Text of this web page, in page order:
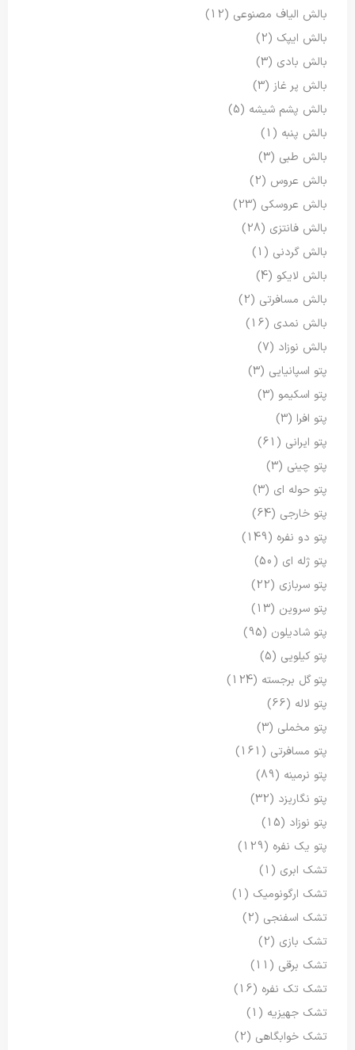
بالش الیاف مصنوعی (12)
بالش ایپک (2)
بالش بادی (3)
بالش پر غاز (3)
بالش پشم شیشه (5)
بالش پنبه (1)
بالش طبی (3)
بالش عروس (2)
بالش عروسکی (23)
بالش فانتزی (28)
بالش گردنی (1)
بالش لایکو (4)
بالش مسافرتی (2)
بالش نمدی (16)
بالش نوزاد (7)
پتو اسپانیایی (3)
پتو اسکیمو (3)
پتو افرا (3)
پتو ایرانی (61)
پتو چینی (3)
پتو حوله ای (3)
پتو خارجی (64)
پتو دو نفره (149)
پتو ژله ای (50)
پتو سربازی (22)
پتو سروین (13)
پتو شادیلون (95)
پتو کیلویی (5)
پتو گل برجسته (124)
پتو لاله (66)
پتو مخملی (3)
پتو مسافرتی (161)
پتو نرمینه (89)
پتو نگاریزد (32)
پتو نوزاد (15)
پتو یک نفره (129)
تشک ابری (1)
تشک ارگونومیک (1)
تشک اسفنجی (2)
تشک بازی (2)
تشک برقی (11)
تشک تک نفره (16)
تشک جهیزیه (1)
تشک خوابگاهی (2)